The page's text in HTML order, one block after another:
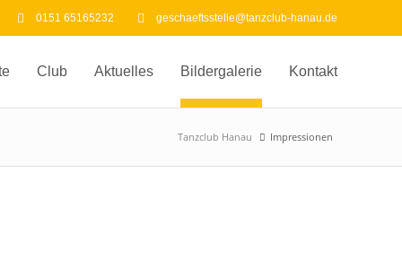
0151 65165232 geschaeftsstelle@tanzclub-hanau.de
Club Aktuelles Bildergalerie Kontakt
Tanzclub Hanau Impressionen